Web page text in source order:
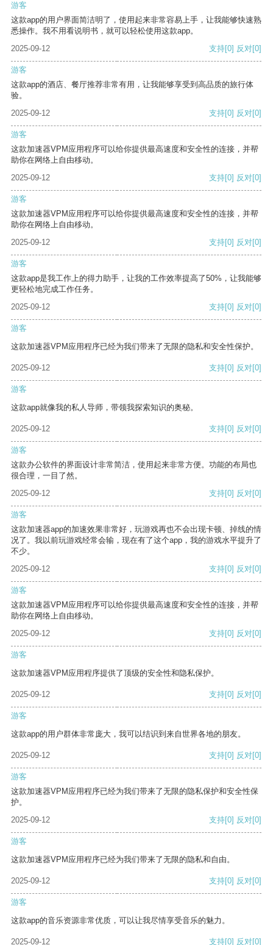
游客
这款app的用户界面简洁明了，使用起来非常容易上手，让我能够快速熟
悉操作。我不用看说明书，就可以轻松使用这款app。
2025-09-12
支持[0] 反对[0]
游客
这款app的酒店、餐厅推荐非常有用，让我能够享受到高品质的旅行体
验。
2025-09-12
支持[0] 反对[0]
游客
这款加速器VPM应用程序可以给你提供最高速度和安全性的连接，并帮
助你在网络上自由移动。
2025-09-12
支持[0] 反对[0]
游客
这款加速器VPM应用程序可以给你提供最高速度和安全性的连接，并帮
助你在网络上自由移动。
2025-09-12
支持[0] 反对[0]
游客
这款app是我工作上的得力助手，让我的工作效率提高了50%，让我能够
更轻松地完成工作任务。
2025-09-12
支持[0] 反对[0]
游客
这款加速器VPM应用程序已经为我们带来了无限的隐私和安全性保护。
2025-09-12 支持[0] 反对[0]
游客
这款app就像我的私人导师，带领我探索知识的奥秘。
2025-09-12 支持[0] 反对[0]
游客
这款办公软件的界面设计非常简洁，使用起来非常方便。功能的布局也
很合理，一目了然。
2025-09-12
支持[0] 反对[0]
游客
这款加速器app的加速效果非常好，玩游戏再也不会出现卡顿、掉线的情
况了。我以前玩游戏经常会输，现在有了这个app，我的游戏水平提升了
不少。
2025-09-12
支持[0] 反对[0]
游客
这款加速器VPM应用程序可以给你提供最高速度和安全性的连接，并帮
助你在网络上自由移动。
2025-09-12
支持[0] 反对[0]
游客
这款加速器VPM应用程序提供了顶级的安全性和隐私保护。
2025-09-12 支持[0] 反对[0]
游客
这款app的用户群体非常庞大，我可以结识到来自世界各地的朋友。
2025-09-12 支持[0] 反对[0]
游客
这款加速器VPM应用程序已经为我们带来了无限的隐私保护和安全性保
护。
2025-09-12
支持[0] 反对[0]
游客
这款加速器VPM应用程序已经为我们带来了无限的隐私和自由。
2025-09-12 支持[0] 反对[0]
游客
这款app的音乐资源非常优质，可以让我尽情享受音乐的魅力。
2025-09-12 支持[0] 反对[0]